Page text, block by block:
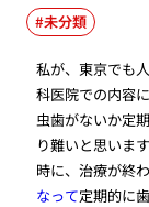
未分類
私が、東京でも
科医院での内容
虫歯がないか定
り難いと思いま
時に、治療が終
なって定期的に